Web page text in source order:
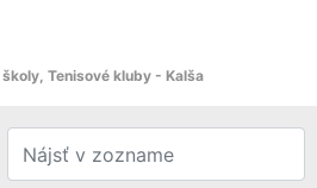
Tenisové kluby - Kalša